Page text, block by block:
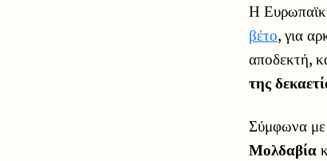
Η
βέτο, για
αποδεκτή,
της
Σύμφωνα με
Μολδαβία